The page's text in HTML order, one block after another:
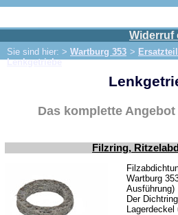
Widerruf
Sie sind hier: > Wartburg 353 >
LenkgetriebeIFA Motor
IFA-Fahrzeuge
Trabant 1.1
Wartburg 353
Auspuff
Bremsen
Das komplette
Filzring,
Wartburg
Ausführung)
Der
Lagerdeckel